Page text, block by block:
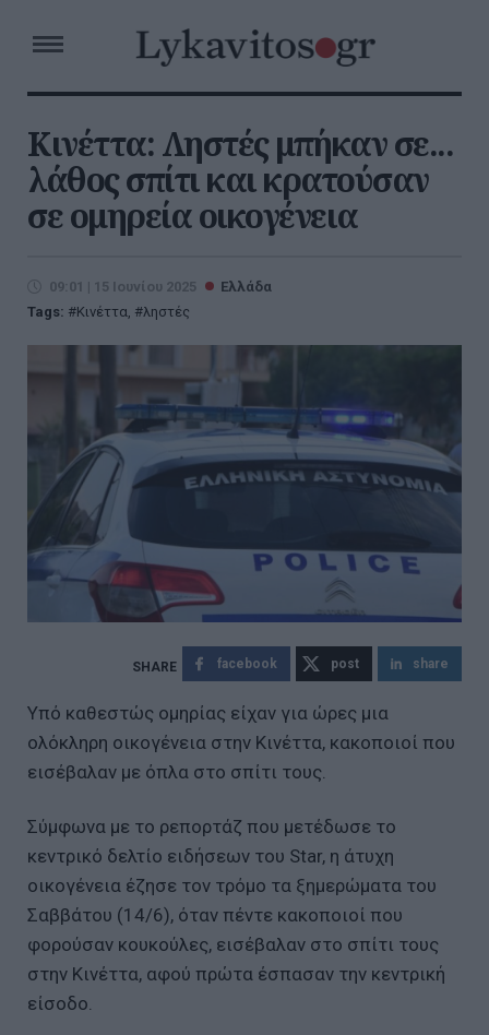
Κινέττα: Ληστές μπήκαν σε...
λάθος σπίτι και κρατούσαν
σε ομηρεία οικογένεια
09:01 | 15 Ιουνίου 2025
Ελλάδα
Tags:
Κινέττα, ληστές
facebook post share
Υπό καθεστώς ομηρίας είχαν για ώρες μια
ολόκληρη οικογένεια στην Κινέττα, κακοποιοί που
εισέβαλαν με όπλα στο σπίτι τους.
Σύμφωνα με το ρεπορτάζ που μετέδωσε το
κεντρικό δελτίο ειδήσεων του Star, η άτυχη
οικογένεια έζησε τον τρόμο τα ξημερώματα του
Σαββάτου (14/6), όταν πέντε κακοποιοί που
φορούσαν κουκούλες, εισέβαλαν στο σπίτι τους
στην Κινέττα, αφού πρώτα έσπασαν την κεντρική
είσοδο.